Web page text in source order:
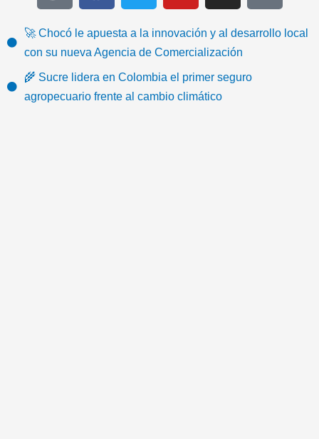
t
o
k
e
b
o
o
k
t
t
e
t
u
b
e
t
a
g
n
🚀 Chocó le apuesta a la innovación y al desarrollo local
con su nueva Agencia de Comercialización
🌾 Sucre lidera en Colombia el primer seguro
agropecuario frente al cambio climático